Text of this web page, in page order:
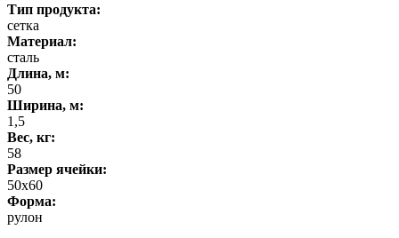
Тип продукта:
сетка
Материал:
сталь
Длина, м:
50
Ширина, м:
1,5
Вес, кг:
58
Размер ячейки:
50х60
Форма:
рулон